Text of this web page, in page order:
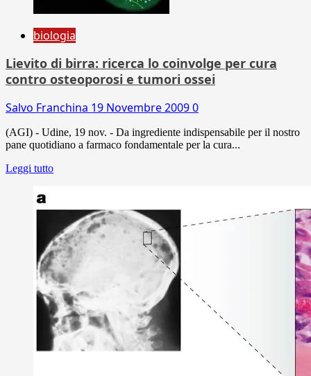
biologia
Lievito di birra: ricerca lo coinvolge per cura
contro osteoporosi e tumori ossei
Salvo Franchina 19 Novembre 20090
(AGI) - Udine, 19 nov. - Da ingrediente indispensabile per il nostro
pane quotidiano a farmaco fondamentale per la cura...
Leggi tutto